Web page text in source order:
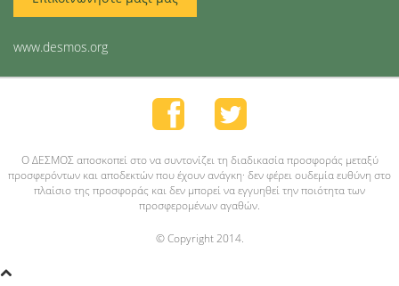
www.desmos.org
O ΔΕΣΜΟΣ αποσκοπεί στο να συντονίζει τη διαδικασία προσφοράς μεταξύ
προσφερόντων και αποδεκτών που έχουν ανάγκη· δεν φέρει ουδεμία ευθύνη στο
πλαίσιο της προσφοράς και δεν μπορεί να εγγυηθεί την ποιότητα των
προσφερομένων αγαθών.
© Copyright 2014.